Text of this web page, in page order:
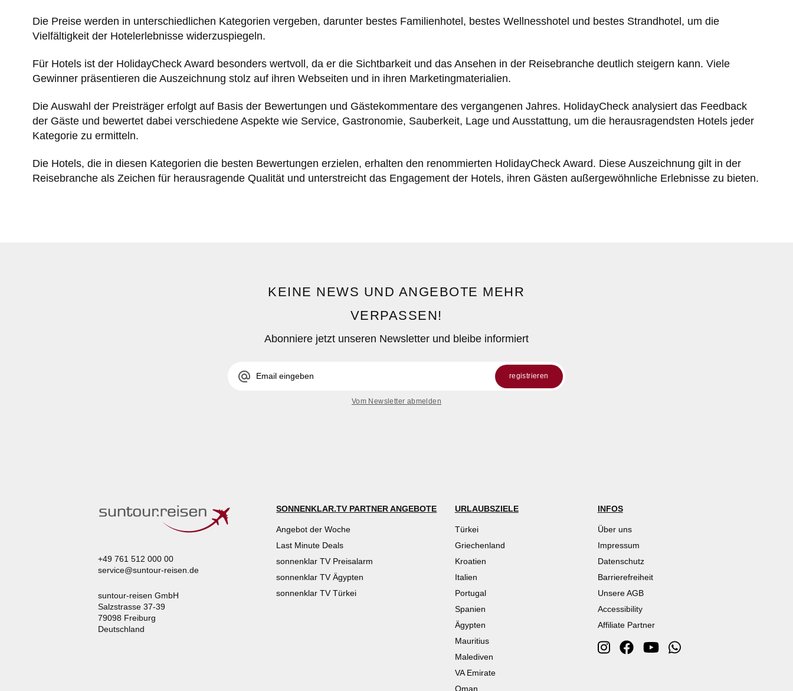
Die Preise werden in unterschiedlichen Kategorien vergeben, darunter bestes Familienhotel, bestes Wellnesshotel und bestes Strandhotel, um die
Vielfältigkeit der Hotelerlebnisse widerzuspiegeln.
Für Hotels ist der HolidayCheck Award besonders wertvoll, da er die Sichtbarkeit und das Ansehen in der Reisebranche deutlich steigern kann. Viele
Gewinner präsentieren die Auszeichnung stolz auf ihren Webseiten und in ihren Marketingmaterialien.
Die Auswahl der Preisträger erfolgt auf Basis der Bewertungen und Gästekommentare des vergangenen Jahres. HolidayCheck analysiert das Feedback
der Gäste und bewertet dabei verschiedene Aspekte wie Service, Gastronomie, Sauberkeit, Lage und Ausstattung, um die herausragendsten Hotels jeder
Kategorie zu ermitteln.
Die Hotels, die in diesen Kategorien die besten Bewertungen erzielen, erhalten den renommierten HolidayCheck Award. Diese Auszeichnung gilt in der
Reisebranche als Zeichen für herausragende Qualität und unterstreicht das Engagement der Hotels, ihren Gästen außergewöhnliche Erlebnisse zu bieten.
KEINE NEWS UND ANGEBOTE MEHR
VERPASSEN!
Abonniere jetzt unseren Newsletter und bleibe informiert
alternate_email registrieren
Vom Newsletter abmelden
+49 761 512 000 00
service@suntour-reisen.de
suntour-reisen GmbH
Salzstrasse 37-39
79098 Freiburg
Deutschland
SONNENKLAR.TV PARTNER ANGEBOTE
Angebot der Woche
Last Minute Deals
sonnenklar TV Preisalarm
sonnenklar TV Ägypten
sonnenklar TV Türkei
URLAUBSZIELE
Türkei
Griechenland
Kroatien
Italien
Portugal
Spanien
Ägypten
Mauritius
Malediven
VA Emirate
Oman
INFOS
Über uns
Impressum
Datenschutz
Barrierefreiheit
Unsere AGB
Accessibility
Affiliate Partner